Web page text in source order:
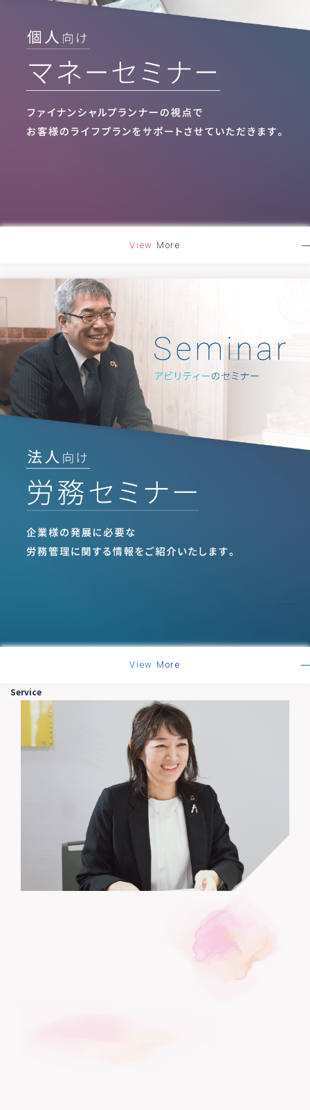
View More
View More
Service